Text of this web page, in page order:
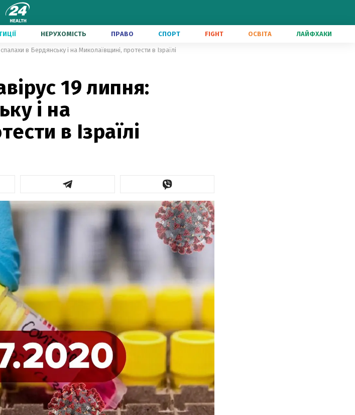
НЕРУХОМІСТЬ ПРАВО СПОРТ FIGHT ОСВІТА ЛАЙФХАКИ
в Бердянську і на Миколаївщині, протести в Ізраїлі
19 липня:
і на
в Ізраїлі